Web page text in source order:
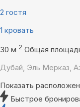
2 гостя
1 кровать
30 м 2 Общая
Дубай, Эль Мерказ,
Показать
Быстрое